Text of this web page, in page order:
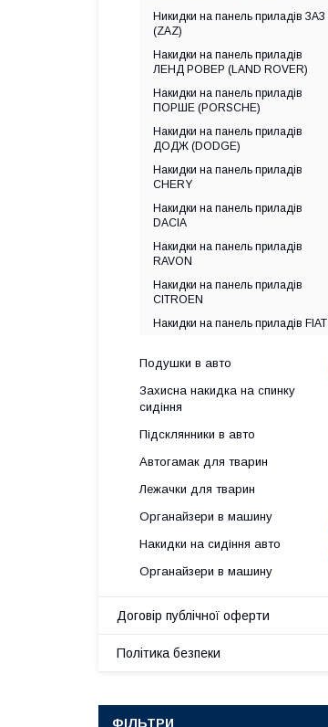
Никидки на панель приладів ЗАЗ
(ZAZ)
Накидки на панель приладів
ЛЕНД РОВЕР (LAND ROVER)
Накидки на панель приладів
ПОРШЕ (PORSCHE)
Накидки на панель приладів
ДОДЖ (DODGE)
Накидки на панель приладів
CHERY
Накидки на панель приладів
DACIA
Накидки на панель приладів
RAVON
Накидки на панель приладів
CITROEN
Накидки на панель приладів FIAT
Подушки в авто
Захисна накидка на спинку
сидіння
Підсклянники в авто
Автогамак для тварин
Лежачки для тварин
Органайзери в машину
Накидки на сидіння авто
Органайзери в машину
Договір публічної оферти
Політика безпеки
ФІЛЬТРИ